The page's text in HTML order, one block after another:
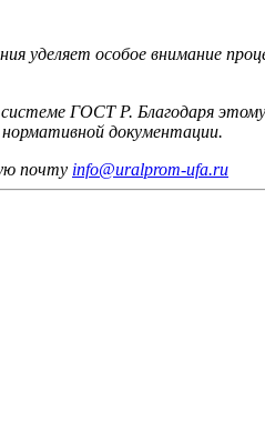
уделяет особое внимание
системе ГОСТ Р. Благодаря
документации.
почту info@uralprom-ufa.ru